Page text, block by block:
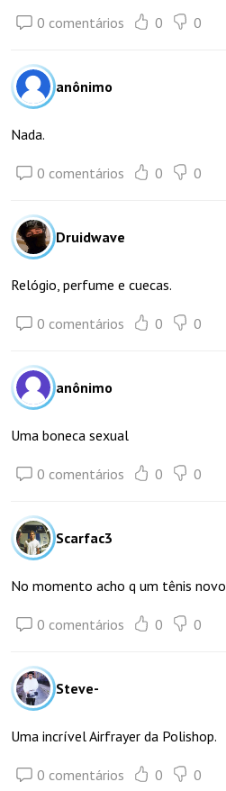
0 comentários 0 0
anônimo
Nada.
0 comentários 0 0
Druidwave
Relógio, perfume e cuecas.
0 comentários 0 0
anônimo
Uma boneca sexual
0 comentários 0 0
Scarfac3
No momento acho q um tênis novo
0 comentários 0 0
Steve-
Uma incrível Airfrayer da Polishop.
0 comentários 0 0